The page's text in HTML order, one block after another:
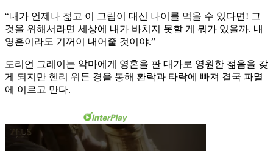
“내가 언제나 젊고 이 그림이 대신 나이를 먹을 수 있다면! 그
것을 위해서라면 세상에 내가 바치지 못할 게 뭐가 있을까. 내
영혼이라도 기꺼이 내어줄 것이야.”
도리언 그레이는 악마에게 영혼을 판 대가로 영원한 젊음을 갖
게 되지만 헨리 워튼 경을 통해 환락과 타락에 빠져 결국 파멸
에 이르고 만다.